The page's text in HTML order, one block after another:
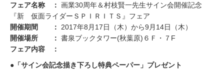
フェア名称 ： 画業30周年＆村枝賢一先生サイン会開催記念
『新 仮面ライダーＳＰＩＲＩＴＳ』フェア
開催期間 ：
2017年8月17日（木）から9月14日（木）
開催場所 ： 書泉ブックタワー(秋葉原)６Ｆ・７F
フェア内容 ：
●「サイン会記念描き下ろし特典ペーパー」プレゼント